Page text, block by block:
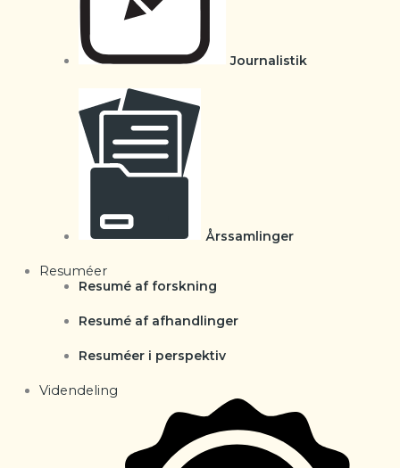
Journalistik
Årssamlinger
Resuméer
Resumé af forskning
Resumé af afhandlinger
Resuméer i perspektiv
Videndeling